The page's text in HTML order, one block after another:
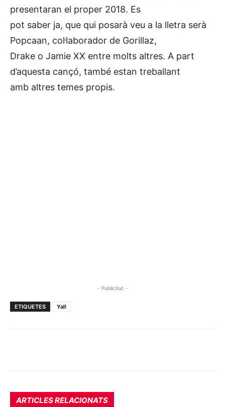
presentaran el proper 2018. Es
pot saber ja, que qui posarà veu a la lletra serà
Popcaan, col·laborador de Gorillaz,
Drake o Jamie XX entre molts altres. A part
d’aquesta cançó, també estan treballant
amb altres temes propis.
- Publicitat -
ETIQUETES Yall
ARTICLES RELACIONATS